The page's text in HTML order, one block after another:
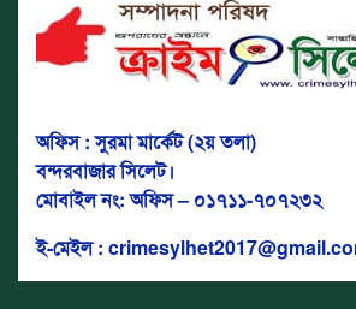
অফিস : সুরমা মার্কেট (২য় তলা)
বন্দরবাজার সিলেট।
মোবাইল নং: অফিস – ০১৭১১-৭০৭২৩২
ই-মেইল :